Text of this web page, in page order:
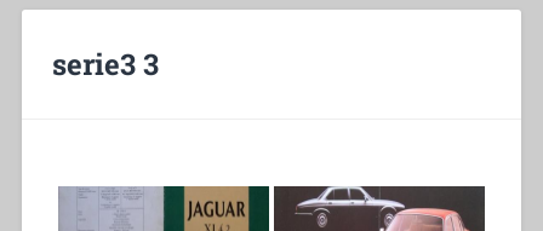
serie3 3